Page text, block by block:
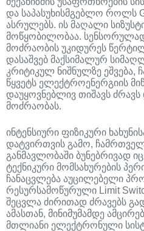
და საპასუხისმგებლო როლს
ასრულებს. ის მაღალი
მოწყობილობაა.
მოძრაობის უკიდურეს
დასაშვებ მაქსიმალურ
კრიტიკულ ნიშნულზე ეშვება,
წყვეტს ელექტროენერგიის
დაუყოვნებლივ თიშავს
მოძრაობას.
ინტენსიური ფიზიკური
დატვირთვის გამო,
განმავლობაში ბუნებრივად
ტექნიკური მომსახურების
ჩანაცვლება აუცილებელი
რესურსამოწურული Limit
შეცვლა ძირითად ძრავებს
ამასთან, მინიმუმამდე
მთლიანი ელექტრონული